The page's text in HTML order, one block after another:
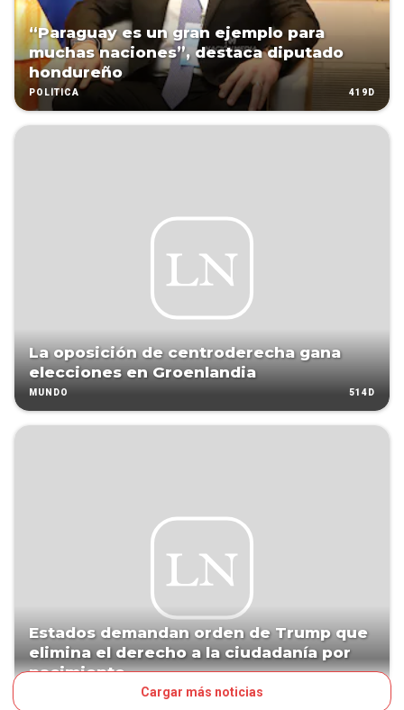
“Paraguay es un gran ejemplo para
muchas naciones”, destaca diputado
hondureño
POLÍTICA 419D
La oposición de centroderecha gana
elecciones en Groenlandia
MUNDO 514D
Estados demandan orden de Trump que
elimina el derecho a la ciudadanía por
nacimiento
Cargar más noticias